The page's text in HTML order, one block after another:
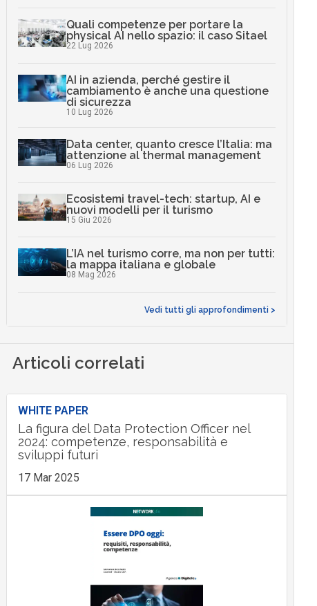
Quali competenze per portare la
physical AI nello spazio: il caso Sitael
22 Lug 2026
AI in azienda, perché gestire il
cambiamento è anche una questione
di sicurezza
10 Lug 2026
Data center, quanto cresce l’Italia: ma
attenzione al thermal management
06 Lug 2026
Ecosistemi travel-tech: startup, AI e
nuovi modelli per il turismo
15 Giu 2026
L’IA nel turismo corre, ma non per tutti:
la mappa italiana e globale
08 Mag 2026
Vedi tutti gli approfondimenti >
Articoli correlati
WHITE PAPER
La figura del Data Protection Officer nel
2024: competenze, responsabilità e
sviluppi futuri
17 Mar 2025